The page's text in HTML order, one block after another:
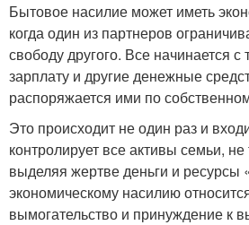
Бытовое насилие может иметь
когда один из партнеров
свободу другого. Все начинается с
зарплату и другие денежные
распоряжается ими по
Это происходит не один раз и
контролирует все активы семьи,
выделяя жертве деньги и ресурсы
экономическому насилию
вымогательство и принуждение к